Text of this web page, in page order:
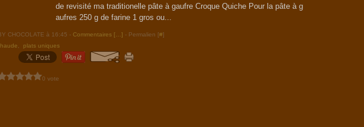
de revisité ma traditionelle pâte à gaufre Croque Quiche Pour la pâte à g
aufres 250 g de farine 1 gros ou...
CHOCOLATE à 16:45 - Commentaires [ ] - Permalien [#]
plats uniques
0 vote